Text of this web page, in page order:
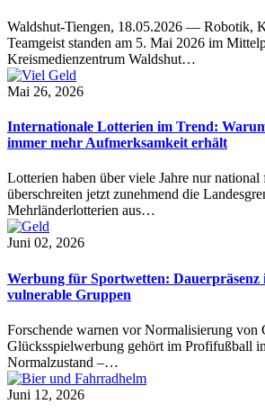
Waldshut-Tiengen, 18.05.2026 — Robotik,
Teamgeist standen am 5. Mai 2026 im
Kreismedienzentrum Waldshut…
Mai 26, 2026
Internationale Lotterien im Trend:
immer mehr Aufmerksamkeit erhält
Lotterien haben über viele Jahre nur
überschreiten jetzt zunehmend die
Mehrländerlotterien aus…
Juni 02, 2026
Werbung für Sportwetten:
vulnerable Gruppen
Forschende warnen vor Normalisierung von
Glücksspielwerbung gehört im Profifußball
Normalzustand –…
Juni 12, 2026